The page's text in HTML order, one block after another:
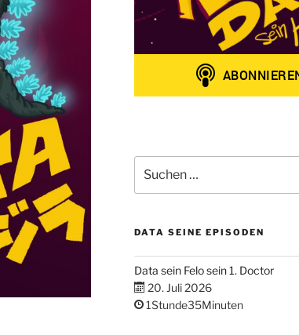
nach:
DATA SEINE EPISODEN
Data sein Felo sein 1. Doctor
20. Juli 2026
1Stunde35Minuten